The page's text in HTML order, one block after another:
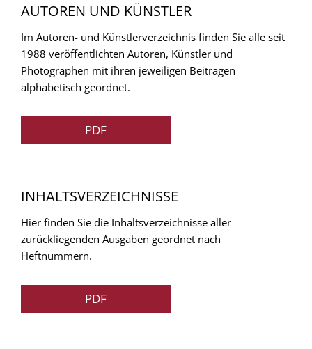
AUTOREN UND KÜNSTLER
Im Autoren- und Künstlerverzeichnis finden Sie alle seit
1988 veröffentlichten Autoren, Künstler und
Photographen mit ihren jeweiligen Beitragen
alphabetisch geordnet.
PDF
INHALTSVERZEICHNISSE
Hier finden Sie die Inhaltsverzeichnisse aller
zurückliegenden Ausgaben geordnet nach
Heftnummern.
PDF